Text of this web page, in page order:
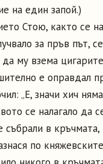
на един запой.)
Стою, както се
за пръв път,
му взема
е оправдал
„Е, значи хич
се налагало да
събрали в
по